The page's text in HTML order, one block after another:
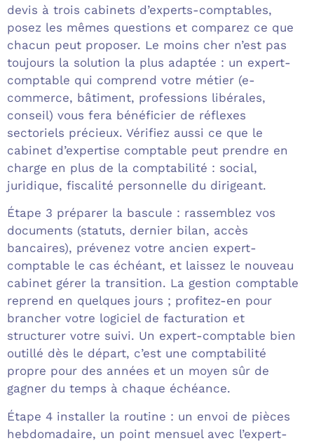
devis à trois cabinets d’experts-comptables,
posez les mêmes questions et comparez ce que
chacun peut proposer. Le moins cher n’est pas
toujours la solution la plus adaptée : un expert-
comptable qui comprend votre métier (e-
commerce, bâtiment, professions libérales,
conseil) vous fera bénéficier de réflexes
sectoriels précieux. Vérifiez aussi ce que le
cabinet d’expertise comptable peut prendre en
charge en plus de la comptabilité : social,
juridique, fiscalité personnelle du dirigeant.
Étape 3 préparer la bascule : rassemblez vos
documents (statuts, dernier bilan, accès
bancaires), prévenez votre ancien expert-
comptable le cas échéant, et laissez le nouveau
cabinet gérer la transition. La gestion comptable
reprend en quelques jours ; profitez-en pour
brancher votre logiciel de facturation et
structurer votre suivi. Un expert-comptable bien
outillé dès le départ, c’est une comptabilité
propre pour des années et un moyen sûr de
gagner du temps à chaque échéance.
Étape 4 installer la routine : un envoi de pièces
hebdomadaire, un point mensuel avec l’expert-